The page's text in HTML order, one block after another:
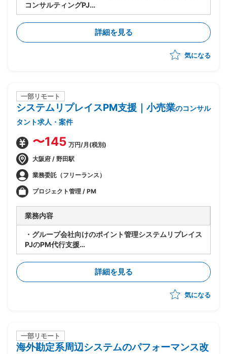
コンサルティングPJ
・ベンダー側コンサルタントとして提案・構想策定から
実行まで一気通貫でリード
・CSRD・ISSB・SSBJ等の開示・規制対応支援および
コンサルティング
・プロジェクト推進、スケジュール/WBS管理、課題管
詳細を見る
気になる
一部リモート
システムリプレイスPM支援｜小売業のコンサル
タント求人・案件
〜145 万円/月(税別)
大阪府 / 野田駅
業務委託（フリーランス）
プロジェクト管理 / PM
業務内容
・グループ会社向けのポイント管理システムリプレイス
PJのPM代行支援
・製品選定から導入までを実施
・現行システムの課題分析、業務要件整理、要件定義
・RFP作成、ベンダー選定および管理
・PJ計画策定、進捗・リスク管理、品質管理
・システム設計、開発、テスト計画・実施、データ移
詳細を見る
気になる
一部リモート
海外勘定系周辺システムのパフォーマンス改